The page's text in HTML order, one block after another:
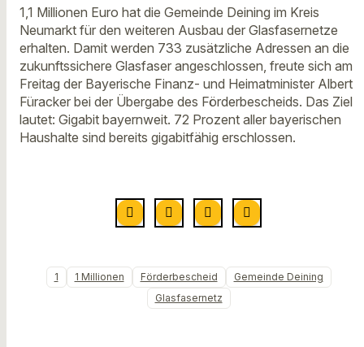
1,1 Millionen Euro hat die Gemeinde Deining im Kreis
Neumarkt für den weiteren Ausbau der Glasfasernetze
erhalten. Damit werden 733 zusätzliche Adressen an die
zukunftssichere Glasfaser angeschlossen, freute sich am
Freitag der Bayerische Finanz- und Heimatminister Albert
Füracker bei der Übergabe des Förderbescheids. Das Ziel
lautet: Gigabit bayernweit. 72 Prozent aller bayerischen
Haushalte sind bereits gigabitfähig erschlossen.
1 1 Millionen Förderbescheid
Gemeinde Deining
Glasfasernetz